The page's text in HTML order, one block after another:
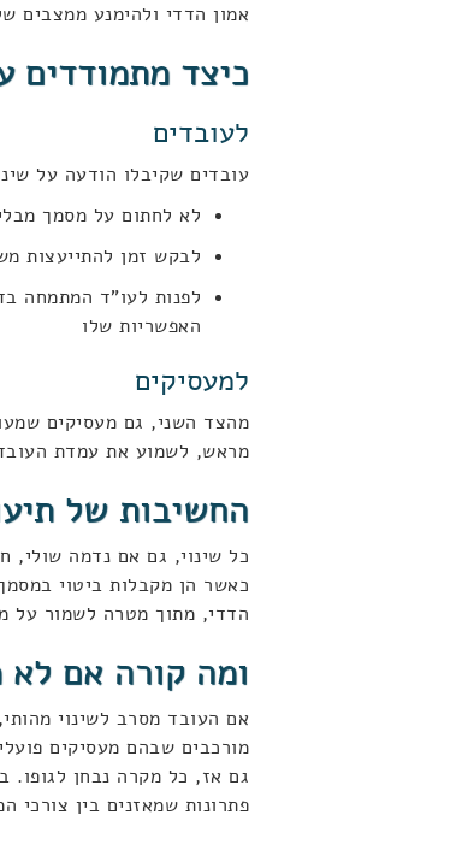
אמון הדדי ולהימנע ממצבים
כיצד מתמודדים
לעובדים
עובדים שקיבלו הודעה על
לא לחתום על מסמך
לבקש זמן להתייעצות
לפנות לעו"ד המתמחה
האפשריות שלו
למעסיקים
מהצד השני, גם מעסיקים
מראש, לשמוע את עמדת
החשיבות של
כל שינוי, גם אם נדמה שולי,
כאשר הן מקבלות ביטוי
הדדי, מתוך מטרה לשמור על
ומה קורה אם לא
אם העובד מסרב לשינוי
מורכבים שבהם מעסיקים
גם אז, כל מקרה נבחן לגופו.
פתרונות שמאזנים בין צורכי